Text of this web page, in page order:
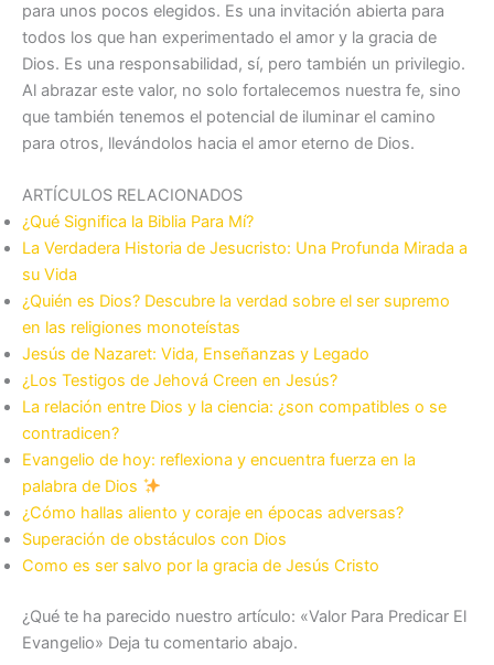
para unos pocos elegidos. Es una invitación abierta para
todos los que han experimentado el amor y la gracia de
Dios. Es una responsabilidad, sí, pero también un privilegio.
Al abrazar este valor, no solo fortalecemos nuestra fe, sino
que también tenemos el potencial de iluminar el camino
para otros, llevándolos hacia el amor eterno de Dios.
ARTÍCULOS RELACIONADOS
¿Qué Significa la Biblia Para Mí?
La Verdadera Historia de Jesucristo: Una Profunda Mirada a
su Vida
¿Quién es Dios? Descubre la verdad sobre el ser supremo
en las religiones monoteístas
Jesús de Nazaret: Vida, Enseñanzas y Legado
¿Los Testigos de Jehová Creen en Jesús?
La relación entre Dios y la ciencia: ¿son compatibles o se
contradicen?
Evangelio de hoy: reflexiona y encuentra fuerza en la
palabra de Dios
¿Cómo hallas aliento y coraje en épocas adversas?
Superación de obstáculos con Dios
Como es ser salvo por la gracia de Jesús Cristo
¿Qué te ha parecido nuestro artículo: «Valor Para Predicar El
Evangelio» Deja tu comentario abajo.